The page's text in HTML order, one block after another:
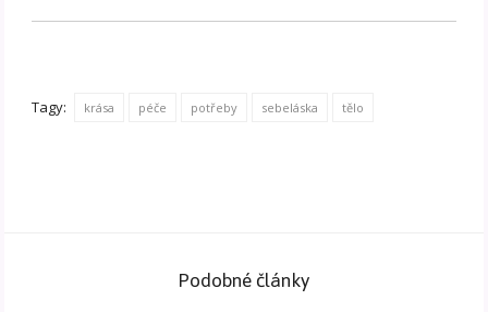
Tagy: krása péče potřeby sebeláska tělo
Podobné články